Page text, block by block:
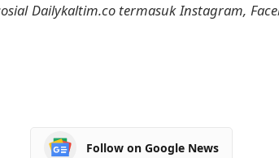
Dailykaltim.co termasuk Instagram,
Follow on Google News